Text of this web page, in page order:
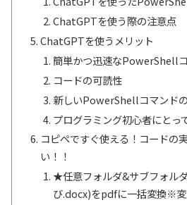
ChatGPTを使う際の注意点
ChatGPTを使うメリット
簡単かつ迅速なPowerShell
コードの可読性
新しいPowerShellコマンド
プログラミング初心者にとっ
コピペですぐ使える！コードの
い！！
★任意フォルダ&サブフォル
び.docx)をpdfに一括変換※